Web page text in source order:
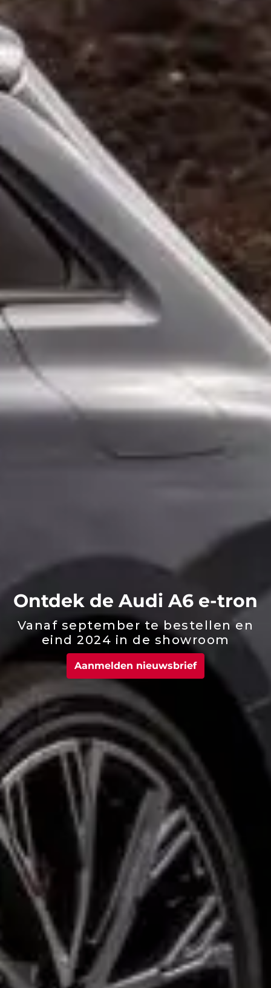
Ontdek de Audi A6 e-tron
Vanaf september te bestellen en
eind 2024 in de showroom
Aanmelden nieuwsbrief